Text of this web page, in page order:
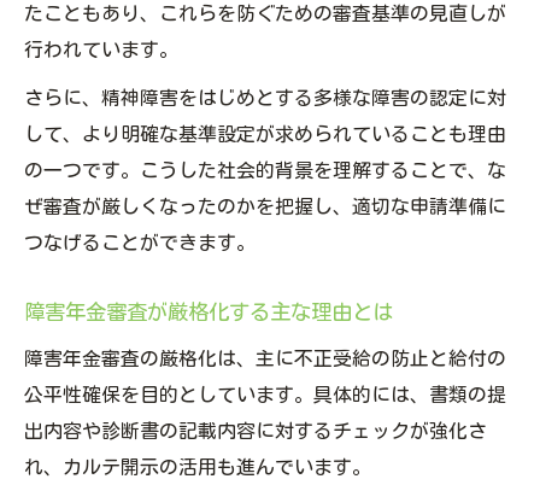
たこともあり、これらを防ぐための審査基準の見直しが
行われています。
さらに、精神障害をはじめとする多様な障害の認定に対
して、より明確な基準設定が求められていることも理由
の一つです。こうした社会的背景を理解することで、な
ぜ審査が厳しくなったのかを把握し、適切な申請準備に
つなげることができます。
障害年金審査が厳格化する主な理由とは
障害年金審査の厳格化は、主に不正受給の防止と給付の
公平性確保を目的としています。具体的には、書類の提
出内容や診断書の記載内容に対するチェックが強化さ
れ、カルテ開示の活用も進んでいます。